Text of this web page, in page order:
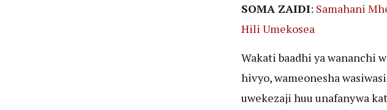
SOMA ZAIDI: Samahani
Hili Umekosea
Wakati baadhi ya wananchi
hivyo, wameonesha
uwekezaji huu unafanywa